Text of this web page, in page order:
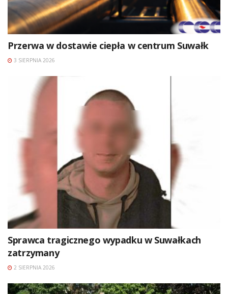
Przerwa w dostawie ciepła w centrum Suwałk
3 SIERPNIA 2026
Sprawca tragicznego wypadku w Suwałkach
zatrzymany
2 SIERPNIA 2026